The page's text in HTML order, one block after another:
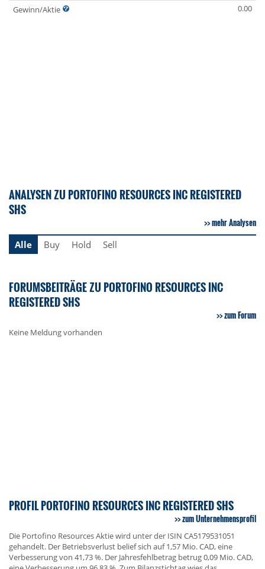
Gewinn/Aktie
0.00
ANALYSEN ZU PORTOFINO RESOURCES INC REGISTERED
SHS
mehr Analysen
Alle
Buy Hold Sell
FORUMSBEITRÄGE ZU PORTOFINO RESOURCES INC
REGISTERED SHS
zum Forum
Keine Meldung vorhanden
PROFIL PORTOFINO RESOURCES INC REGISTERED SHS
zum Unternehmensprofil
Die Portofino Resources Aktie wird unter der ISIN CA5179531051
gehandelt. Der Betriebsverlust belief sich auf 1,57 Mio. CAD, eine
Verbesserung von 41,73 %. Der Jahresfehlbetrag betrug 0,09 Mio. CAD,